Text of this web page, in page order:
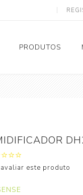
PRODUTOS
Tubagem e
Calhas
Eletricidade
este produto